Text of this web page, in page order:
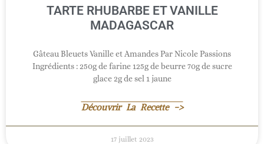
TARTE RHUBARBE ET VANILLE
MADAGASCAR
Gâteau Bleuets Vanille et Amandes Par Nicole Passions
Ingrédients : 250g de farine 125g de beurre 70g de sucre
glace 2g de sel 1 jaune
Découvrir La Recette ->
17 juillet 2023